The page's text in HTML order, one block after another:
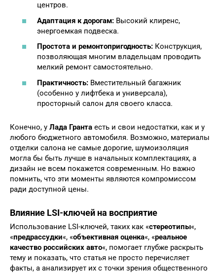
центров.
Адаптация к дорогам: Высокий клиренс,
энергоемкая подвеска.
Простота и ремонтопригодность: Конструкция,
позволяющая многим владельцам проводить
мелкий ремонт самостоятельно.
Практичность: Вместительный багажник
(особенно у лифтбека и универсала),
просторный салон для своего класса.
Конечно, у Лада Гранта есть и свои недостатки, как и у
любого бюджетного автомобиля. Возможно, материалы
отделки салона не самые дорогие, шумоизоляция
могла бы быть лучше в начальных комплектациях, а
дизайн не всем покажется современным. Но важно
помнить, что эти моменты являются компромиссом
ради доступной цены.
Влияние LSI-ключей на восприятие
Использование LSI-ключей, таких как «стереотипы«,
«предрассудки«, «объективная оценка«, «реальное
качество российских авто«, помогает глубже раскрыть
тему и показать, что статья не просто перечисляет
факты, а анализирует их с точки зрения общественного